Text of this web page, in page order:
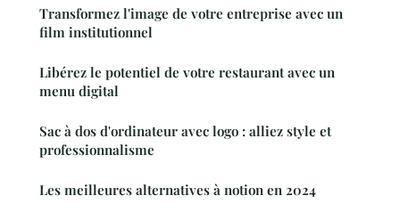
Transformez l'image de votre entreprise avec un
film institutionnel
Libérez le potentiel de votre restaurant avec un
menu digital
Sac à dos d'ordinateur avec logo : alliez style et
professionnalisme
Les meilleures alternatives à notion en 2024